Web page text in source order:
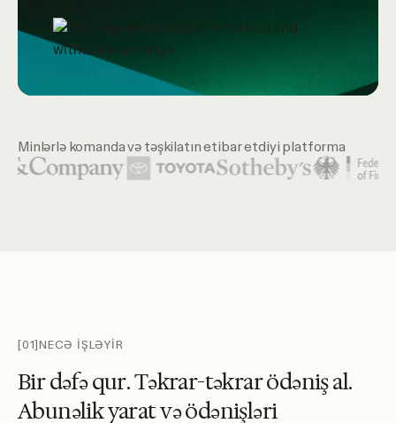
Minlərlə komanda və təşkilatın etibar etdiyi platforma
[01]NECƏ İŞLƏYİR
Birdəfəqur.Təkrar-təkrarödənişal.
Abunəlikyaratvəödənişləri